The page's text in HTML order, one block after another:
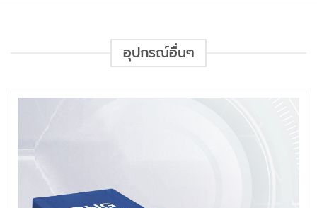
อุปกรณ์อื่นๆ